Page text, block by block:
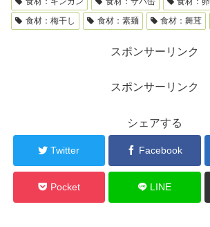
食材：梅干し
食材：素麺 食材：舞茸
スポンサーリンク
スポンサーリンク
シェアする
Twitter Facebook
Pocket LINE